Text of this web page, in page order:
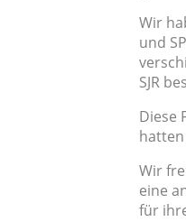
Wir
und
SJR
Diese
hatten
Wir
eine
für